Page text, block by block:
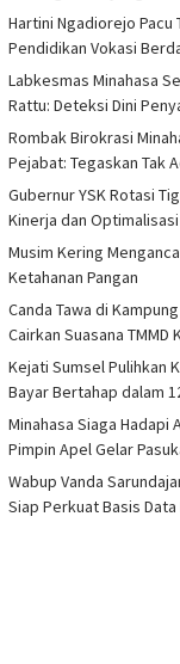
Hartini Ngadiorejo Pacu
Pendidikan Vokasi
Labkesmas Minahasa
Rattu: Deteksi Dini
Rombak Birokrasi
Pejabat: Tegaskan Tak
Gubernur YSK Rotasi
Kinerja dan
Musim Kering
Ketahanan Pangan
Canda Tawa di
Cairkan Suasana TMMD
Kejati Sumsel Pulihkan
Bayar Bertahap dalam
Minahasa Siaga Hadapi
Pimpin Apel Gelar
Wabup Vanda
Siap Perkuat Basis